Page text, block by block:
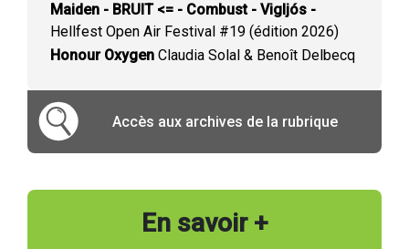
Maiden - BRUIT <= - Combust - Vigljós -
Hellfest Open Air Festival #19 (édition 2026)
Honour Oxygen Claudia Solal & Benoît Delbecq
Accès aux archives de la rubrique
En savoir +